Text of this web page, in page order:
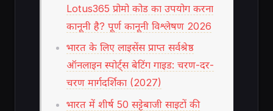
Lotus365 प्रोमो कोड का उपयोग करना
कानूनी है? पूर्ण कानूनी विश्लेषण 2026
भारत के लिए लाइसेंस प्राप्त सर्वश्रेष्ठ
ऑनलाइन स्पोर्ट्स बेटिंग गाइड: चरण-दर-
चरण मार्गदर्शिका (2027)
भारत में शीर्ष 50 सट्टेबाजी साइटों की